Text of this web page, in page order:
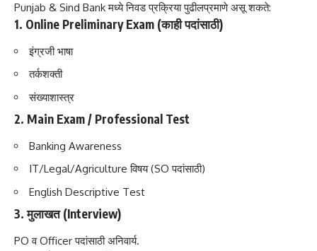
Punjab & Sind Bank मध्ये निवड प्रक्रिया पुढीलप्रमाणे असू शकते:
1. Online Preliminary Exam (काही पदांसाठी)
इंग्रजी भाषा
तर्कशक्ती
संख्याशास्त्र
2. Main Exam / Professional Test
Banking Awareness
IT/Legal/Agriculture विषय (SO पदांसाठी)
English Descriptive Test
3. मुलाखत (Interview)
PO व Officer पदांसाठी अनिवार्य.